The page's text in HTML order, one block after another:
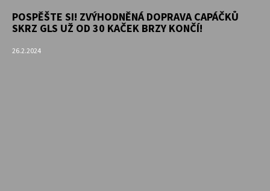
POSPĚŠTE SI! ZVÝHODNĚNÁ DOPRAVA CAPÁČKŮ
SKRZ GLS UŽ OD 30 KAČEK BRZY KONČÍ!
26.2.2024